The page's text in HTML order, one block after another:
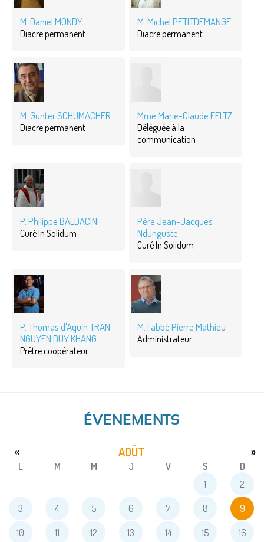
M. Daniel MONDY
Diacre permanent
M. Michel PETITDEMANGE
Diacre permanent
M. Günter SCHUMACHER
Diacre permanent
Mme Marie-Claude FELTZ
Déléguée à la
communication
P. Philippe BALDACINI
Curé In Solidum
Père Jean-Jacques
Ndunguste
Curé In Solidum
P. Thomas d'Aquin TRAN
NGUYEN DUY KHANG
Prêtre coopérateur
M. l'abbé Pierre Mathieu
Administrateur
ÉVENEMENTS
AOÛT
« »
L M M J V S
D
1
2
3 4 5 6 7 8 9
10 11 12 13 14 15 16